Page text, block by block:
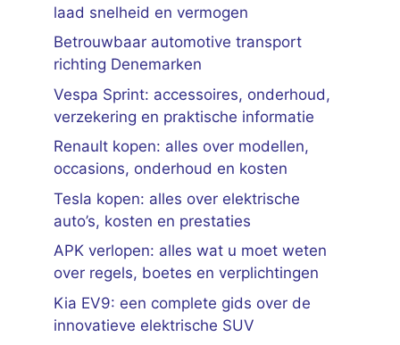
laad snelheid en vermogen
Betrouwbaar automotive transport
richting Denemarken
Vespa Sprint: accessoires, onderhoud,
verzekering en praktische informatie
Renault kopen: alles over modellen,
occasions, onderhoud en kosten
Tesla kopen: alles over elektrische
auto’s, kosten en prestaties
APK verlopen: alles wat u moet weten
over regels, boetes en verplichtingen
Kia EV9: een complete gids over de
innovatieve elektrische SUV